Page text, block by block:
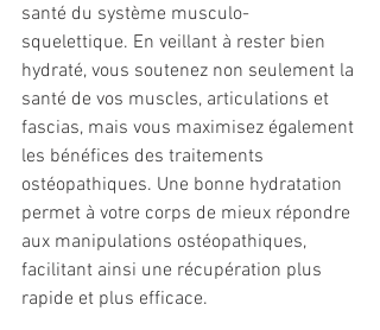
santé du système musculo-
squelettique. En veillant à rester bien
hydraté, vous soutenez non seulement la
santé de vos muscles, articulations et
fascias, mais vous maximisez également
les bénéfices des traitements
ostéopathiques. Une bonne hydratation
permet à votre corps de mieux répondre
aux manipulations ostéopathiques,
facilitant ainsi une récupération plus
rapide et plus efficace.